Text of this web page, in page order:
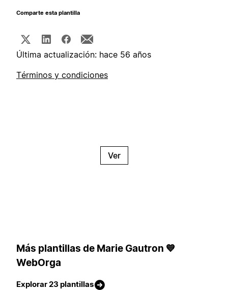
Comparte esta plantilla
Última actualización: hace 56 años
Términos y condiciones
Ver
Más plantillas de Marie Gautron 💙
WebOrga
Explorar 23 plantillas